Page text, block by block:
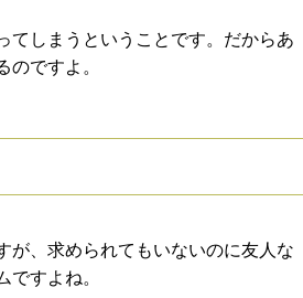
てしまうということです。だからあ
のですよ。
が、求められてもいないのに友人な
ですよね。